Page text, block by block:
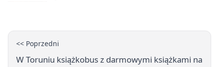
<< Poprzedni
W Toruniu książkobus z darmowymi książkami na